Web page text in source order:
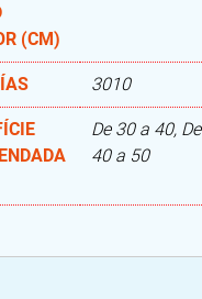
(CM)
3010
De 30 a 40, De
40 a 50